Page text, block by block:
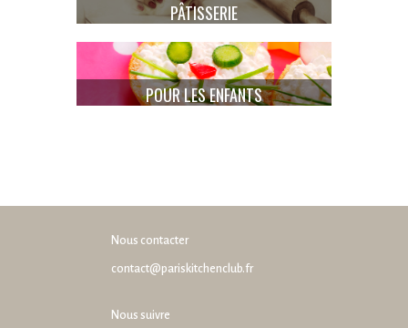
PÂTISSERIE
POUR LES ENFANTS
Nous contacter
contact@pariskitchenclub.fr
Nous suivre